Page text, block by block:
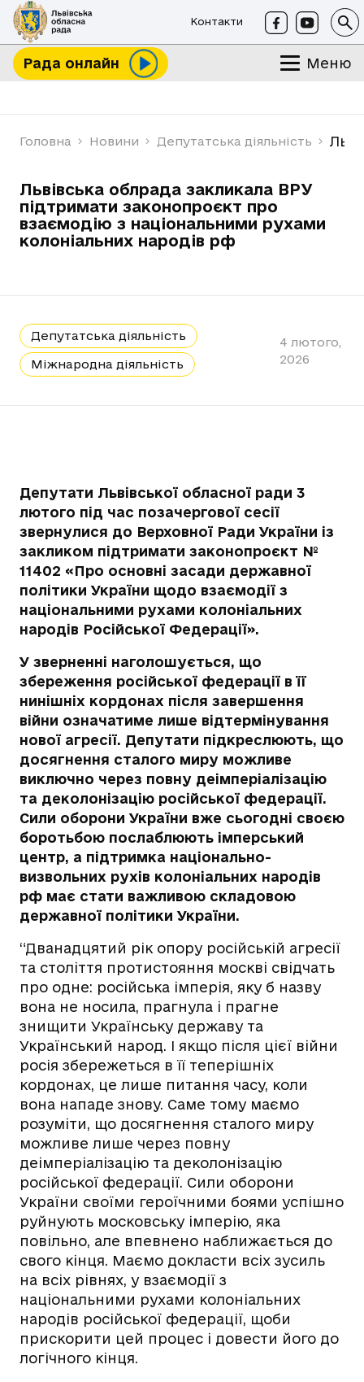
Контакти
Рада онлайн Меню
Головна Новини Депутатська діяльність
Львівська облрада закликала ВРУ
підтримати законопроєкт про
взаємодію з національними рухами
колоніальних народів рф
Депутатська діяльність
Міжнародна діяльність
4 лютого,
2026
Депутати Львівської обласної ради 3
лютого під час позачергової сесії
звернулися до Верховної Ради України із
закликом підтримати законопроєкт №
11402 «Про основні засади державної
політики України щодо взаємодії з
національними рухами колоніальних
народів Російської Федерації».
У зверненні наголошується, що
збереження російської федерації в її
нинішніх кордонах після завершення
війни означатиме лише відтермінування
нової агресії. Депутати підкреслюють, що
досягнення сталого миру можливе
виключно через повну деімперіалізацію
та деколонізацію російської федерації.
Сили оборони України вже сьогодні своєю
боротьбою послаблюють імперський
центр, а підтримка національно-
визвольних рухів колоніальних народів
рф має стати важливою складовою
державної політики України.
“Дванадцятий рік опору російській агресії
та століття протистояння москві свідчать
про одне: російська імперія, яку б назву
вона не носила, прагнула і прагне
знищити Українську державу та
Український народ. І якщо після цієї війни
росія збережеться в її теперішніх
кордонах, це лише питання часу, коли
вона нападе знову. Саме тому маємо
розуміти, що досягнення сталого миру
можливе лише через повну
деімперіалізацію та деколонізацію
російської федерації. Сили оборони
України своїми героїчними боями успішно
руйнують московську імперію, яка
повільно, але впевнено наближається до
свого кінця. Маємо докласти всіх зусиль
на всіх рівнях, у взаємодії з
національними рухами колоніальних
народів російської федерації, щоби
прискорити цей процес і довести його до
логічного кінця.